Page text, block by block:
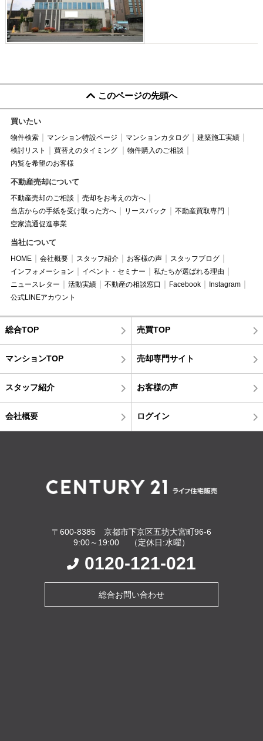
このページの先頭へ
買いたい
物件検索 マンション特設ページ マンションカタログ
建築施工実績
検討リスト
買替えのタイミング
物件購入のご相談
内覧を希望のお客様
不動産売却について
不動産売却のご相談
売却をお考えの方へ
当店からの手紙を受け取った方へ
リースバック
不動産買取専門
空家流通促進事業
当社について
HOME 会社概要 スタッフ紹介 お客様の声
スタッフブログ
インフォメーション
イベント・セミナー
私たちが選ばれる理由
ニュースレター
活動実績 不動産の相談窓口 Facebook
Instagram
公式LINEアカウント
総合TOP 売買TOP
マンションTOP 売却専門サイト
スタッフ紹介 お客様の声
会社概要 ログイン
〒600-8385 京都市下京区五坊大宮町96-6
9:00～19:00 （定休日:水曜）
0120-121-021
総合お問い合わせ